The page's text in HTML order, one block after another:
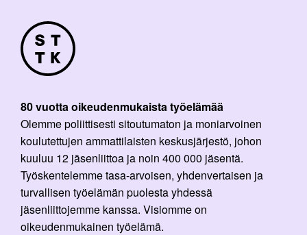
80 vuotta oikeudenmukaista työelämää
Olemme poliittisesti sitoutumaton ja moniarvoinen
koulutettujen ammattilaisten keskusjärjestö, johon
kuuluu 12 jäsenliittoa ja noin 400 000 jäsentä.
Työskentelemme tasa-arvoisen, yhdenvertaisen ja
turvallisen työelämän puolesta yhdessä
jäsenliittojemme kanssa. Visiomme on
oikeudenmukainen työelämä.